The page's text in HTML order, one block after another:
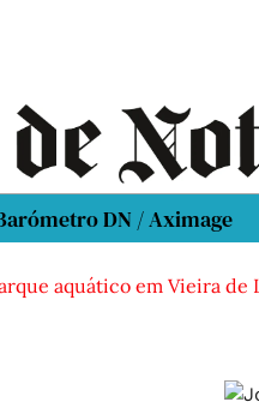
DN / Aximage
aquático em Vieira de Leiria